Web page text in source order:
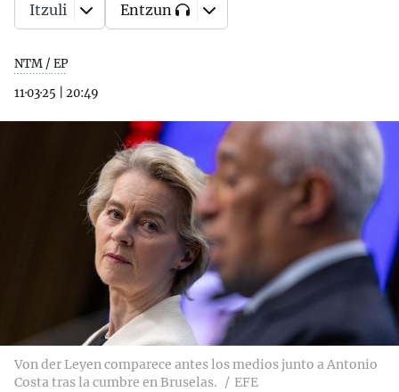
NTM / EP
11·03·25
20:49
Itzuli Entzun
Von der Leyen comparece antes los medios junto a Antonio
Costa tras la cumbre en Bruselas.
EFE